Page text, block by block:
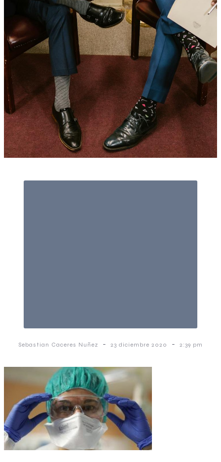
Sebastian Caceres Nuñez - 23 diciembre 2020 - 2:39 pm